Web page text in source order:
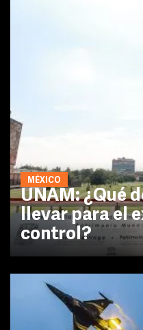
MÉXICO
UNAM: ¿Qué
llevar para el
control?